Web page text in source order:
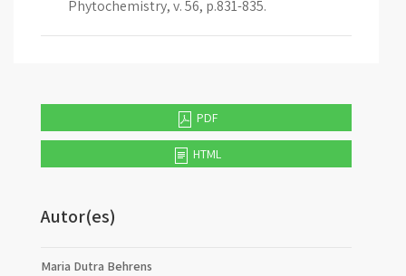
Phytochemistry, v. 56, p.831-835.
PDF
HTML
Autor(es)
Maria Dutra Behrens